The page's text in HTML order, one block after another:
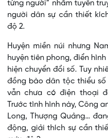
từng người” nhằm tuyên
người dân sự cần thiết
độ 2.
Huyện miền núi nhưng
huyện tiên phong, điển
hiện chuyển đổi số. Tuy
đồng bào dân tộc thiểu
vẫn chưa có điện thoại
Trước tình hình này, Công
Long, Thượng Quảng…
động, giải thích sự cần